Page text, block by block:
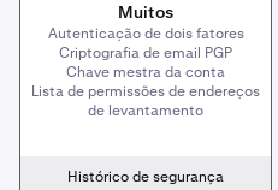
Muitos
Autenticação de dois fatores
Criptografia de email PGP
Chave mestra da conta
Lista de permissões de endereços
de levantamento
Histórico de segurança